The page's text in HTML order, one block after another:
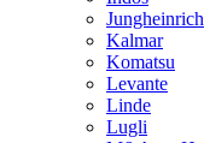
Jungheinrich
Kalmar
Komatsu
Levante
Linde
Lugli